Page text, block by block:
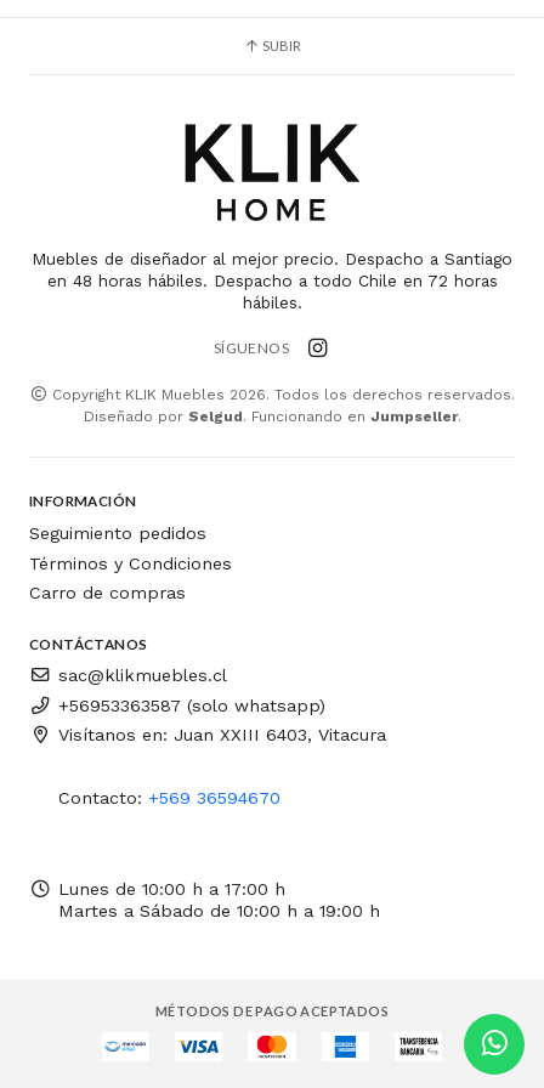
SUBIR
Muebles de diseñador al mejor precio. Despacho a Santiago
en 48 horas hábiles. Despacho a todo Chile en 72 horas
hábiles.
SÍGUENOS
Copyright KLIK Muebles 2026. Todos los derechos reservados.
Diseñado por Selgud. Funcionando en Jumpseller.
INFORMACIÓN
Seguimiento pedidos
Términos y Condiciones
Carro de compras
CONTÁCTANOS
sac@klikmuebles.cl
+56953363587 (solo whatsapp)
Visítanos en: Juan XXIII 6403, Vitacura
Contacto: +569 36594670
Lunes de 10:00 h a 17:00 h
Martes a Sábado de 10:00 h a 19:00 h
MÉTODOS DE PAGO ACEPTADOS